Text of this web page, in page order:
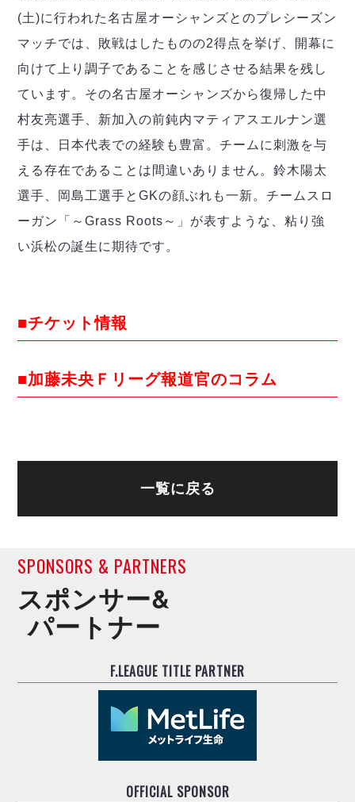
(土)に行われた名古屋オーシャンズとのプレシーズン
マッチでは、敗戦はしたものの2得点を挙げ、開幕に
向けて上り調子であることを感じさせる結果を残し
ています。その名古屋オーシャンズから復帰した中
村友亮選手、新加入の前鈍内マティアスエルナン選
手は、日本代表での経験も豊富。チームに刺激を与
える存在であることは間違いありません。鈴木陽太
選手、岡島工選手とGKの顔ぶれも一新。チームスロ
ーガン「～Grass Roots～」が表すような、粘り強
い浜松の誕生に期待です。
■チケット情報
■加藤未央Ｆリーグ報道官のコラム
一覧に戻る
SPONSORS & PARTNERS
スポンサー&
パートナー
F.LEAGUE TITLE PARTNER
OFFICIAL SPONSOR